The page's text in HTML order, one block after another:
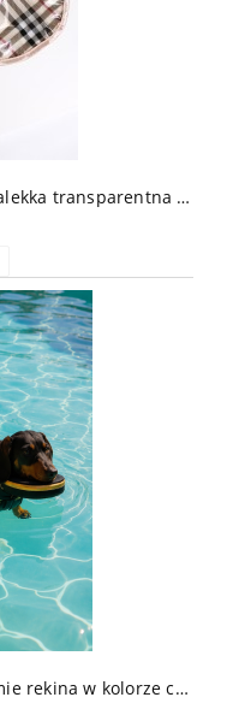
Summer Rain Classic Nude – ultralekka transparentna kurtka przeciwdeszczowa dla psa w kratę
Ocean – kapok dla jamnika w formie rekina w kolorze czarno-złotym